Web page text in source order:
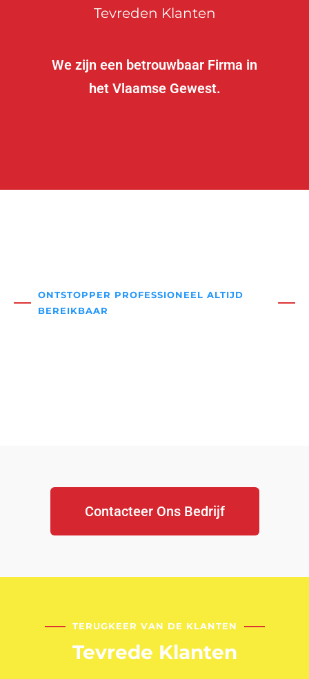
Tevreden Klanten
We zijn een betrouwbaar Firma in
het Vlaamse Gewest.
ONTSTOPPER PROFESSIONEEL ALTIJD
BEREIKBAAR
Contacteer Ons Bedrijf
TERUGKEER VAN DE KLANTEN
Tevrede Klanten